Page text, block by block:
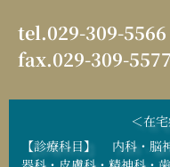
tel.029-309-5566
fax.029-309-5577
＜在
【診療科目】 内科・脳